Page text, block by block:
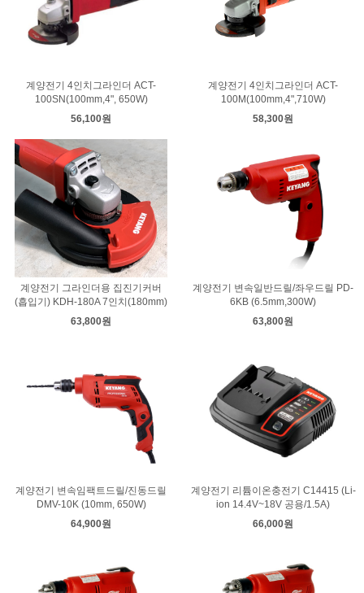
계양전기 4인치그라인더 ACT-
100SN(100mm,4", 650W)
56,100원
계양전기 4인치그라인더 ACT-
100M(100mm,4",710W)
58,300원
계양전기 그라인더용 집진기커버
(흡입기) KDH-180A 7인치(180mm)
63,800원
계양전기 변속일반드릴/좌우드릴 PD-
6KB (6.5mm,300W)
63,800원
계양전기 변속임팩트드릴/진동드릴
DMV-10K (10mm, 650W)
64,900원
계양전기 리튬이온충전기 C14415 (Li-
ion 14.4V~18V 공용/1.5A)
66,000원